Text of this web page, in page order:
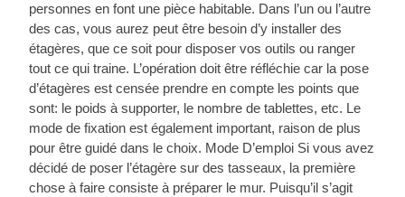
personnes en font une pièce habitable. Dans l’un ou l’autre
des cas, vous aurez peut être besoin d’y installer des
étagères, que ce soit pour disposer vos outils ou ranger
tout ce qui traine. L’opération doit être réfléchie car la pose
d’étagères est censée prendre en compte les points que
sont: le poids à supporter, le nombre de tablettes, etc. Le
mode de fixation est également important, raison de plus
pour être guidé dans le choix. Mode D’emploi Si vous avez
décidé de poser l’étagère sur des tasseaux, la première
chose à faire consiste à préparer le mur. Puisqu’il s’agit